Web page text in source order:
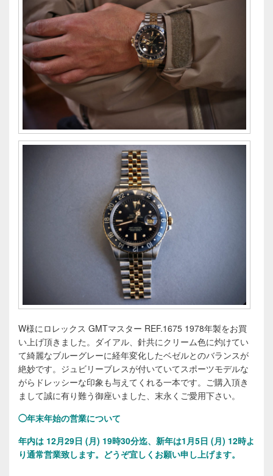
W様にロレックス GMTマスター REF.1675 1978年製をお買
い上げ頂きました。ダイアル、針共にクリーム色に灼けてい
て綺麗なブルーグレーに経年変化したベゼルとのバランスが
絶妙です。ジュビリーブレスが付いていてスポーツモデルな
がらドレッシーな印象も与えてくれる一本です。ご購入頂き
まして誠に有り難う御座いました、末永くご愛用下さい。
◯年末年始の営業について
年内は 12月29日 (月) 19時30分迄、新年は1月5日 (月) 12時よ
り通常営業致します。 どうぞ宜しくお願い申し上げます。